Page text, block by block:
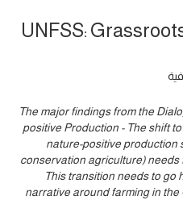
UNFSS:
The major findings from the
positive Production - The shift
nature-positive production
conservation agriculture) needs
This transition needs to go
narrative around farming in